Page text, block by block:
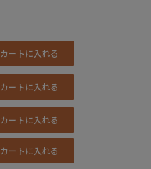
カートに入れる
カートに入れる
カートに入れる
カートに入れる